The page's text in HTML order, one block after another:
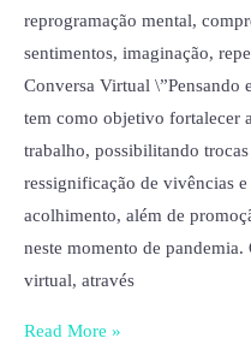
reprogramação mental,
sentimentos, imaginação,
Conversa Virtual \”Pensando
tem como objetivo fortalecer
trabalho, possibilitando
ressignificação de vivências e
acolhimento, além de
neste momento de
virtual, através
Read More »